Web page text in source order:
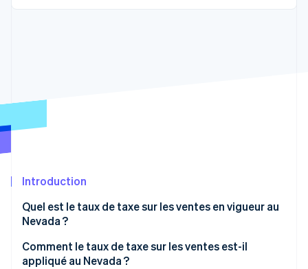
Découvrez les prochaines évolutions
Climate
Identity
Stripe Sessions 2026
Regarder la vidéo
Commerce en ligne
Introduction
Quel est le taux de taxe sur les ventes en vigueur au
Nevada ?
Comment le taux de taxe sur les ventes est-il
appliqué au Nevada ?